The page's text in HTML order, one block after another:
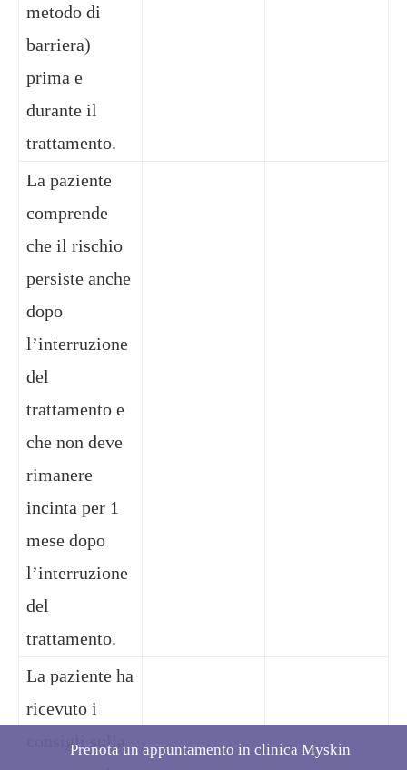
metodo di
barriera)
prima e
durante il
trattamento.
La paziente
comprende
che il rischio
persiste anche
dopo
l’interruzione
del
trattamento e
che non deve
rimanere
incinta per 1
mese dopo
l’interruzione
del
trattamento.
La paziente ha
ricevuto i
consigli sulla
Prenota un appuntamento in clinica Myskin